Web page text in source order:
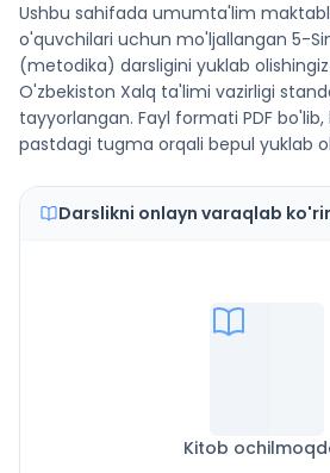
Ushbu sahifada umumta'lim
o'quvchilari uchun mo'ljallangan 5-
(metodika) darsligini yuklab
O'zbekiston Xalq ta'limi vazirligi
tayyorlangan. Fayl formati PDF bo'lib,
pastdagi tugma orqali bepul yuklab
Darslikni onlayn varaqlab
Kitob